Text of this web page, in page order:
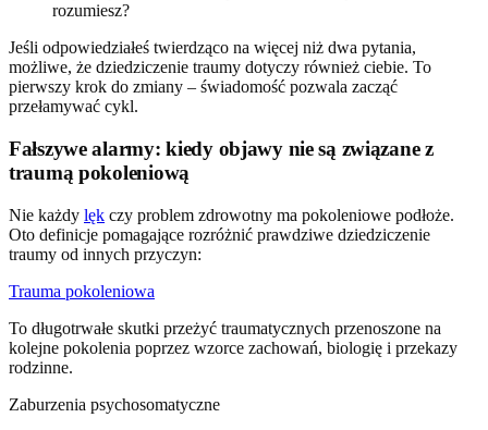
rozumiesz?
Jeśli odpowiedziałeś twierdząco na więcej niż dwa pytania,
możliwe, że dziedziczenie traumy dotyczy również ciebie. To
pierwszy krok do zmiany – świadomość pozwala zacząć
przełamywać cykl.
Fałszywe alarmy: kiedy objawy nie są związane z
traumą pokoleniową
Nie każdy lęk czy problem zdrowotny ma pokoleniowe podłoże.
Oto definicje pomagające rozróżnić prawdziwe dziedziczenie
traumy od innych przyczyn:
Trauma pokoleniowa
To długotrwałe skutki przeżyć traumatycznych przenoszone na
kolejne pokolenia poprzez wzorce zachowań, biologię i przekazy
rodzinne.
Zaburzenia psychosomatyczne